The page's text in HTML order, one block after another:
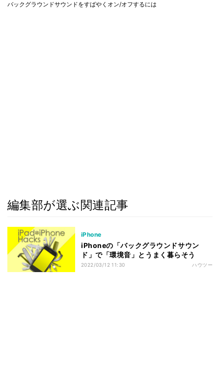
バックグラウンドサウンドをすばやくオン/オフするには
編集部が選ぶ関連記事
iPhone
iPhoneの「バックグラウンドサウン
ド」で「環境音」とうまく暮らそう
2022/03/12 11:30 ハウツー